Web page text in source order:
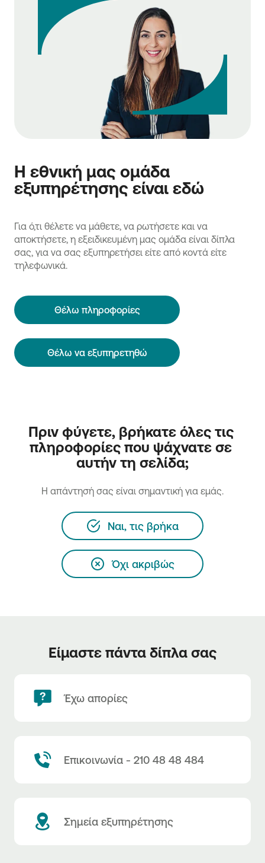
Η εθνική μας ομάδα
εξυπηρέτησης είναι εδώ
Για ό,τι θέλετε να μάθετε, να ρωτήσετε και να
αποκτήσετε, η εξειδικευμένη μας ομάδα είναι δίπλα
σας, για να σας εξυπηρετήσει είτε από κοντά είτε
τηλεφωνικά.
Θέλω πληροφορίες
Θέλω να εξυπηρετηθώ
Πριν φύγετε, βρήκατε όλες τις
πληροφορίες που ψάχνατε σε
αυτήν τη σελίδα;
H απάντησή σας είναι σημαντική για εμάς.
Ναι, τις βρήκα
Όχι ακριβώς
Είμαστε πάντα δίπλα σας
Έχω απορίες
Επικοινωνία - 210 48 48 484
Σημεία εξυπηρέτησης